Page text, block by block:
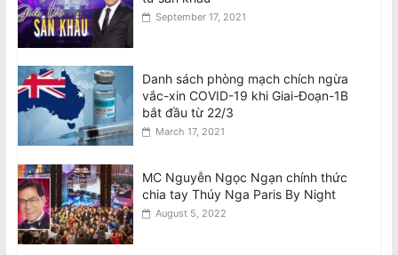
September 17, 2021
Danh sách phòng mạch chích ngừa
vắc-xin COVID-19 khi Giai-Đoạn-1B
bắt đầu từ 22/3
March 17, 2021
MC Nguyễn Ngọc Ngạn chính thức
chia tay Thúy Nga Paris By Night
August 5, 2022